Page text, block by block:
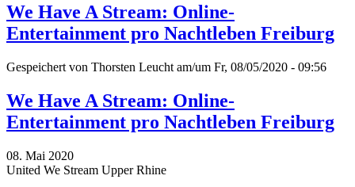
We Have A Stream: Online-
Entertainment pro Nachtleben Freiburg
Gespeichert von Thorsten Leucht am/um Fr, 08/05/2020 - 09:56
We Have A Stream: Online-
Entertainment pro Nachtleben Freiburg
08. Mai 2020
United We Stream Upper Rhine